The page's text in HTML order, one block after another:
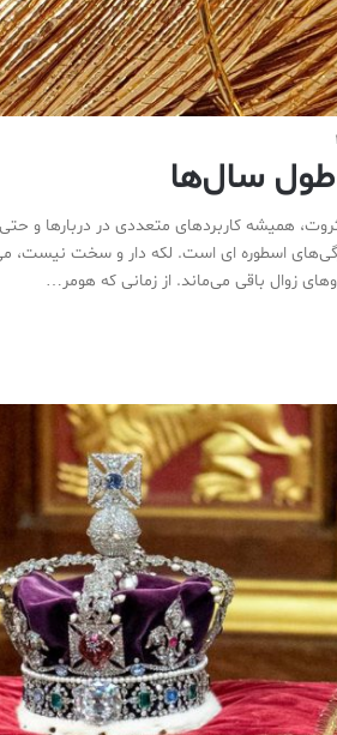
طول سال‌ها
همیشه کاربردهای متعددی در دربارها و
اسطوره ای است. لکه دار و سخت نیست،
زوال باقی می‌ماند. از زمانی که هومر…